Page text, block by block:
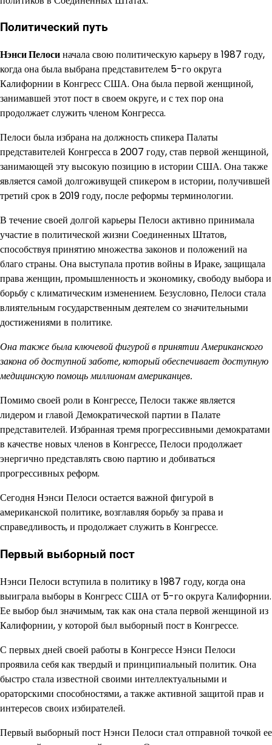
Политический путь
Нэнси Пелосиначала свою политическую карьеру в 1987 году,
когда она была выбрана представителем 5-го округа
Калифорнии в Конгресс США. Она была первой женщиной,
занимавшей этот пост в своем округе, и с тех пор она
продолжает служить членом Конгресса.
Пелоси была избрана на должность спикера Палаты
представителей Конгресса в 2007 году, став первой женщиной,
занимающей эту высокую позицию в истории США. Она также
является самой долгоживущей спикером в истории, получившей
третий срок в 2019 году, после реформы терминологии.
В течение своей долгой карьеры Пелоси активно принимала
участие в политической жизни Соединенных Штатов,
способствуя принятию множества законов и положений на
благо страны. Она выступала против войны в Ираке, защищала
права женщин, промышленность и экономику, свободу выбора и
борьбу с климатическим изменением. Безусловно, Пелоси стала
влиятельным государственным деятелем со значительными
достижениями в политике.
Она также была ключевой фигурой в принятии Американского
закона об доступной заботе, который обеспечивает доступную
медицинскую помощь миллионам американцев.
Помимо своей роли в Конгрессе, Пелоси также является
лидером и главой Демократической партии в Палате
представителей. Избранная тремя прогрессивными демократами
в качестве новых членов в Конгрессе, Пелоси продолжает
энергично представлять свою партию и добиваться
прогрессивных реформ.
Сегодня Нэнси Пелоси остается важной фигурой в
американской политике, возглавляя борьбу за права и
справедливость, и продолжает служить в Конгрессе.
Первый выборный пост
Нэнси Пелоси вступила в политику в 1987 году, когда она
выиграла выборы в Конгресс США от 5-го округа Калифорнии.
Ее выбор был значимым, так как она стала первой женщиной из
Калифорнии, у которой был выборный пост в Конгрессе.
С первых дней своей работы в Конгрессе Нэнси Пелоси
проявила себя как твердый и принципиальный политик. Она
быстро стала известной своими интеллектуальными и
ораторскими способностями, а также активной защитой прав и
интересов своих избирателей.
Первый выборный пост Нэнси Пелоси стал отправной точкой ее